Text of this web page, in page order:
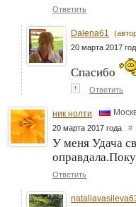
Ответить
Dalena61
20 марта 2017
Спасибо
↑ Ответить
ник нолти
20 марта 2017 года #
У меня Удача
Ответить